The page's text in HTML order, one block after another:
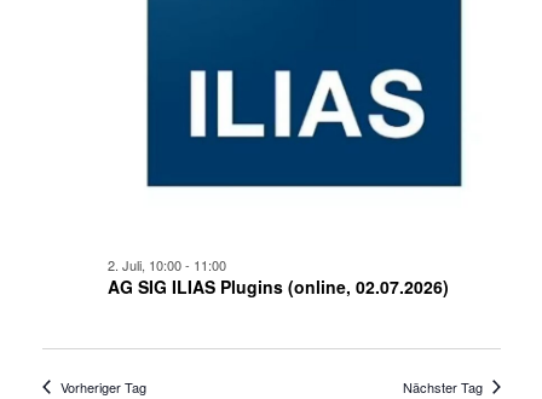
AG SIG ILIAS Plugins (online, 02.07.2026)
2. Juli, 10:00- 11:00
Vorheriger Tag Nächster Tag